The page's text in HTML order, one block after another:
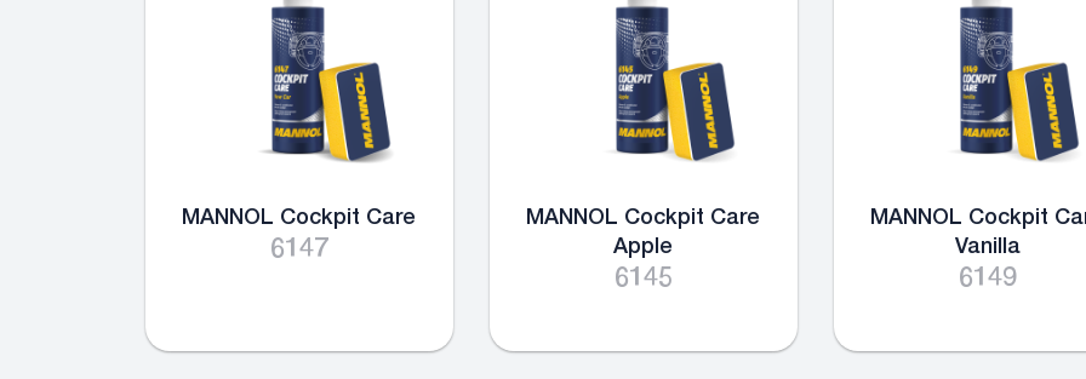
MANNOL Cockpit Care
6147
MANNOL Cockpit Care
Apple
6145
MANNOL Cockpit
Vanilla
6149